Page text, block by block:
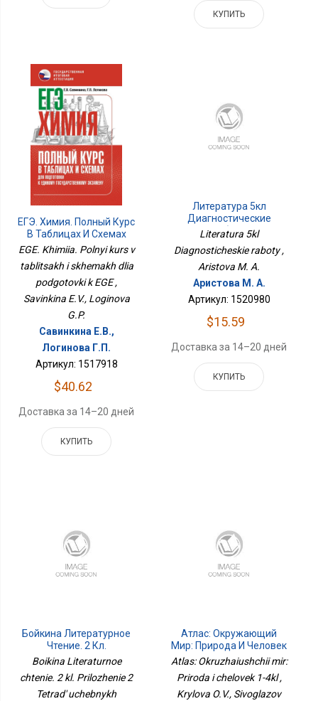
КУПИТЬ
ЕГЭ. Химия. Полный Курс
В Таблицах И Схемах
Для Подготовки К ЕГЭ
EGE. Khimiia. Polnyi kurs v
tablitsakh i skhemakh dlia
podgotovki k EGE ,
Savinkina E.V., Loginova
G.P.
Савинкина Е.В.,
Логинова Г.П.
Артикул: 1517918
$40.62
Доставка за 14–20 дней
КУПИТЬ
Литература 5кл
Диагностические
Работы
Literatura 5kl
Diagnosticheskie raboty ,
Aristova M. A.
Аристова М. А.
Артикул: 1520980
$15.59
Доставка за 14–20 дней
КУПИТЬ
Бойкина Литературное
Чтение. 2 Кл.
Приложение 2 Тетрадь
Сер. Перспектива НЕ
БУДЕТ
Boikina Literaturnoe
chtenie. 2 kl. Prilozhenie 2
Tetrad' uchebnykh
Атлас: Окружающий
Мир: Природа И Человек
1-4кл
Atlas: Okruzhaiushchii mir:
Priroda i chelovek 1-4kl ,
Krylova O.V., Sivoglazov